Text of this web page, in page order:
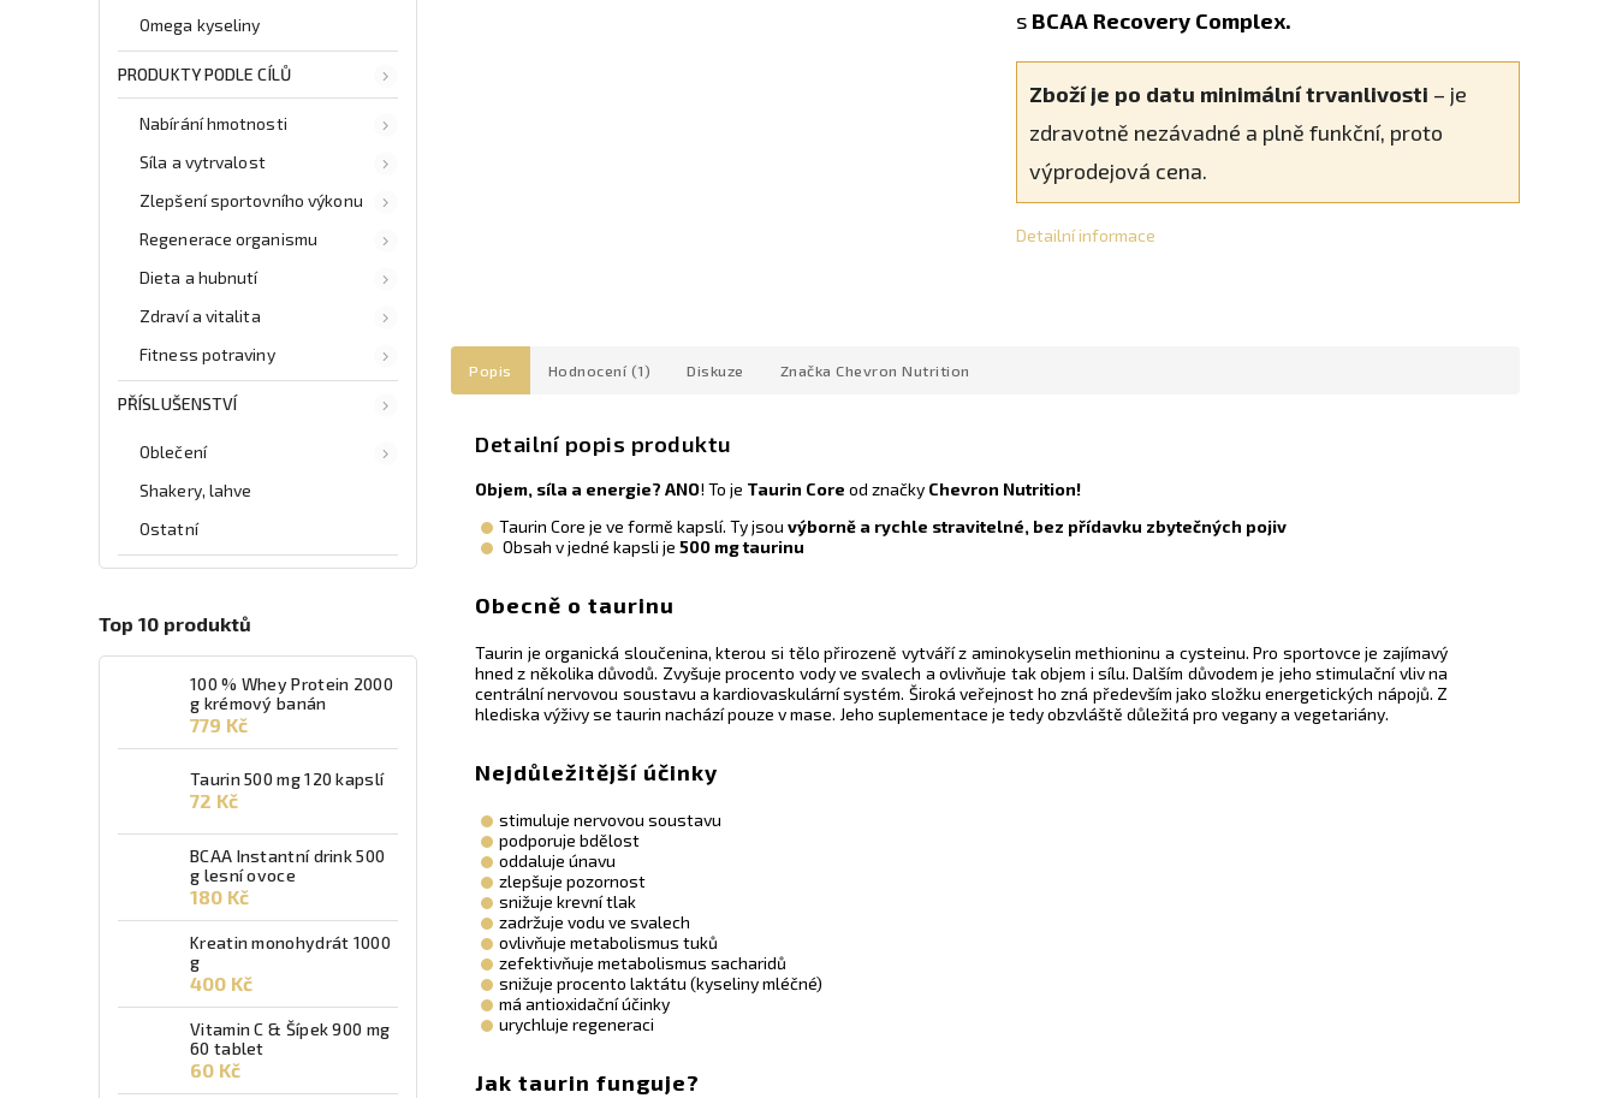
Omega kyseliny
PRODUKTY PODLE CÍLŮ
Nabírání hmotnosti
Síla a vytrvalost
Zlepšení sportovního výkonu
Regenerace organismu
Dieta a hubnutí
Zdraví a vitalita
Fitness potraviny
PŘÍSLUŠENSTVÍ
Oblečení
Shakery, lahve
Ostatní
Top 10 produktů
100 % Whey Protein 2000
g krémový banán
779 Kč
Taurin 500 mg 120 kapslí
72 Kč
BCAA Instantní drink 500
g lesní ovoce
180 Kč
Kreatin monohydrát 1000
g
400 Kč
Vitamin C & Šípek 900 mg
60 tablet
60 Kč
s BCAA Recovery Complex.
Zboží je po datu minimální trvanlivosti – je
zdravotně nezávadné a plně funkční, proto
výprodejová cena.
Detailní informace
Popis Hodnocení (1) Diskuze Značka Chevron Nutrition
Detailní popis produktu
Objem, síla a energie? ANO! To je Taurin Core od značky Chevron Nutrition!
Taurin Core je ve formě kapslí. Ty jsou výborně a rychle stravitelné, bez přídavku zbytečných pojiv
Obsah v jedné kapsli je 500 mg taurinu
Obecně o taurinu
Taurin je organická sloučenina, kterou si tělo přirozeně vytváří z aminokyselin methioninu a cysteinu. Pro sportovce je zajímavý
hned z několika důvodů. Zvyšuje procento vody ve svalech a ovlivňuje tak objem i sílu. Dalším důvodem je jeho stimulační vliv na
centrální nervovou soustavu a kardiovaskulární systém. Široká veřejnost ho zná především jako složku energetických nápojů. Z
hlediska výživy se taurin nachází pouze v mase. Jeho suplementace je tedy obzvláště důležitá pro vegany a vegetariány.
Nejdůležitější účinky
stimuluje nervovou soustavu
podporuje bdělost
oddaluje únavu
zlepšuje pozornost
snižuje krevní tlak
zadržuje vodu ve svalech
ovlivňuje metabolismus tuků
zefektivňuje metabolismus sacharidů
snižuje procento laktátu (kyseliny mléčné)
má antioxidační účinky
urychluje regeneraci
Jak taurin funguje?